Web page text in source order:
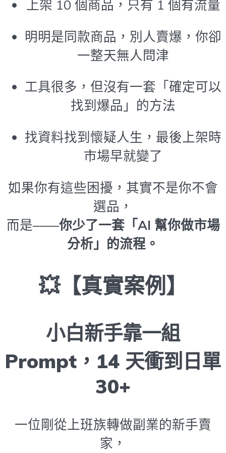
上架 10 個商品，只有 1 個有流量
明明是同款商品，別人賣爆，你卻
一整天無人問津
工具很多，但沒有一套「確定可以
找到爆品」的方法
找資料找到懷疑人生，最後上架時
市場早就變了
如果你有這些困擾，其實不是你不會
選品，
而是——你少了一套「AI 幫你做市場
分析」的流程。
💥【真實案例】
小白新手靠一組
Prompt，14 天衝到日單
30+
一位剛從上班族轉做副業的新手賣
家，